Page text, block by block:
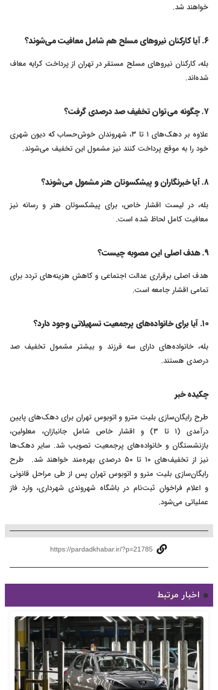
خواهند شد.
بله، کارکنان نیروهای مسلح مستقر در تهران از پرداخت کرایه معاف
شده‌اند.
علاوه بر دهک‌های ۱ تا ۳، شهروندان خوش‌حساب که دیون شهری
خود را به موقع پرداخت کنند نیز مشمول این تخفیف می‌شوند.
بله، در لیست اقشار خاص، برای پیشکسوتان هنر و رسانه نیز
معافیت کامل لحاظ شده است.
هدف اصلی برقراری عدالت اجتماعی و کاهش هزینه‌های تردد برای
تمامی اقشار جامعه است.
بله، خانواده‌های دارای سه فرزند و بیشتر مشمول تخفیف صد
درصدی هستند.
چکیده خبر
طرح رایگان‌سازی بلیت مترو و اتوبوس تهران برای دهک‌های پایین
درآمدی (۱ تا ۳) و اقشار خاص شامل جانبازان، معلولین،
بازنشستگان و خانواده‌های پرجمعیت تصویب شد. سایر دهک‌ها
نیز از تخفیف‌های ۱۰ تا ۵۰ درصدی بهره‌مند خواهند شد. طرح
رایگان‌سازی بلیت مترو و اتوبوس تهران پس از طی مراحل قانونی
و اعلام فراخوان ثبت‌نام در باشگاه شهروندی شهرداری، وارد فاز
عملیاتی می‌شود.
https://pardadkhabar.ir/?p=21785
اخبار مرتبط